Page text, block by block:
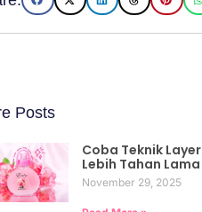
Posts
Coba Teknik
Lebih Tahan Lama
November 29, 2025